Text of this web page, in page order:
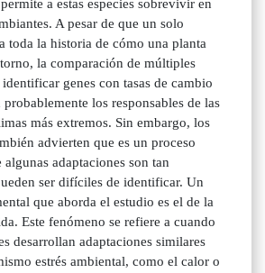
a estas especies sobrevivir en
A pesar de que un solo
toda la historia de cómo una planta
la comparación de múltiples
identificar genes con tasas de cambio
los responsables de las
más extremos. Sin embargo, los
advierten que es un proceso
adaptaciones son tan
ser difíciles de identificar. Un
que aborda el estudio es el de la
Este fenómeno se refiere a cuando
desarrollan adaptaciones similares
estrés ambiental, como el calor o